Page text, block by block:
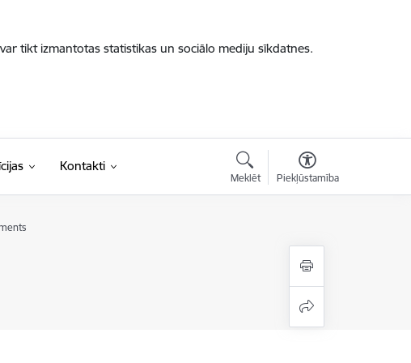
tikt izmantotas statistikas un sociālo mediju sīkdatnes.
Kontakti
Meklēt Piekļūstamība